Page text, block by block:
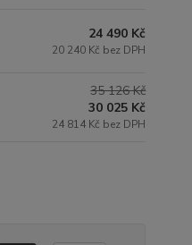
24 490 Kč
20 240 Kč bez DPH
35 126 Kč
30 025 Kč
24 814 Kč bez DPH